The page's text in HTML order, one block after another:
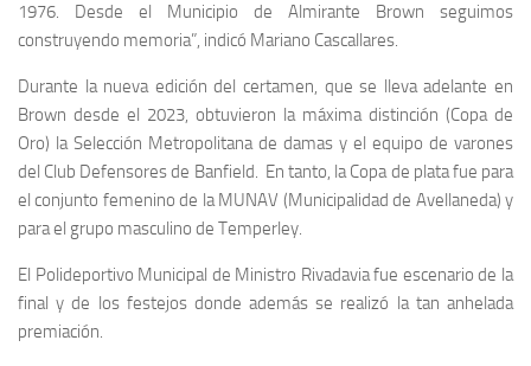
1976. Desde el Municipio de Almirante Brown seguimos
construyendo memoria”, indicó Mariano Cascallares.
Durante la nueva edición del certamen, que se lleva adelante en
Brown desde el 2023, obtuvieron la máxima distinción (Copa de
Oro) la Selección Metropolitana de damas y el equipo de varones
del Club Defensores de Banfield. En tanto, la Copa de plata fue para
el conjunto femenino de la MUNAV (Municipalidad de Avellaneda) y
para el grupo masculino de Temperley.
El Polideportivo Municipal de Ministro Rivadavia fue escenario de la
final y de los festejos donde además se realizó la tan anhelada
premiación.